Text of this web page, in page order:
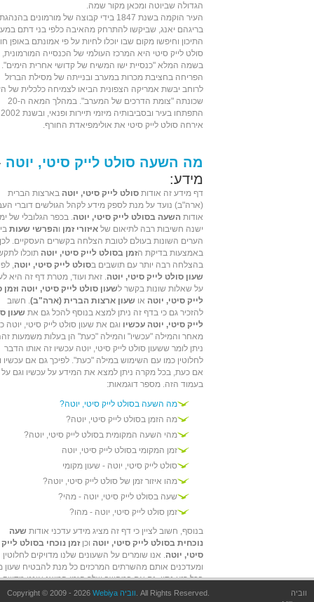
הגדולה שביוטה ומכאן מקור שמה.
העיר הוקמה בשנת 1847 בידי קבוצה של מורמונים
בריגהם יאנג, שביקשו להתרחק מהאיבה כלפי בני דתם
התיכון וחיפשו מקום שבו יוכלו לחיות על פי אמונתם באופן
סולט לייק סיטי היא המרכז העולמי של הכנסייה המורמונית,
בשמה המלא "כנסיית ישו המשיח של קדושי אחרית הימים".
הפריחה בחציבת מכרות במערב ובנייתה של מסילת הברזל
לרוחב יבשת אמריקה הצפונית הביאו לצמיחה כלכלית של
שכונתה "צומת הדרכים של המערב". במהלך המאה ה-20
התפתחו בעיר ובסביבותיה מיזמי תיירות ופנאי, ובשנת 2002
אירחה סולט לייק סיטי את אולימפיאדת החורף.
מה השעה סולט לייק סיטי, יוטה
מידע:
דף מידע זה אודות סולט לייק סיטי, יוטה בארצות הברית
(ארה"ב) נועד על מנת לספק מידע לקהל הגולשים דוברי
אודות השעה בסולט לייק סיטי, יוטה. בכפר הגלובלי של
ישנה חשיבות רבה לתיאום של איזורי זמן והפרשי שעות
הערים השונות בעולם לטובת הצלחה בקשרים העסקיים.
באמצעות בדיקת הזמן בסולט לייק סיטי, יוטה תוכלו
בהצלחה רבה יותר עם תושבים בסולט לייק סיטי, יוטה,
שעון סולט לייק סיטי, יוטה. זאת ועוד, מטרת דף זה היא
על שאלות שונות בקשר לשעון סולט לייק סיטי, יוטה וזמן
לייק סיטי, יוטה או שעון ארצות הברית (ארה"ב). חשוב
להזכיר גם כי בדף זה ניתן למצא בנוסף להכל גם את שעון
לייק סיטי, יוטה עכשיו וגם את שעון סולט לייק סיטי, יוטה
מאחר והמילה "עכשיו" והמילה "כעת" הן בעלות משמעות
ניתן לומר ששעון סולט לייק סיטי, יוטה עכשיו זה אותו הדבר
לחלוטין כמו עם השימוש במילה "כעת". לפיכך גם אם עכשיו
אם כעת, בכל מקרה ניתן למצא את המידע על עכשיו וגם
בעמוד הזה. מספר דוגמאות:
מה השעה בסולט לייק סיטי, יוטה?
מה הזמן בסולט לייק סיטי, יוטה?
מהי השעה המקומית בסולט לייק סיטי, יוטה?
זמן המקומי בסולט לייק סיטי, יוטה
סולט לייק סיטי, יוטה - שעון מקומי
מהו איזור זמן של סולט לייק סיטי, יוטה?
שעה בסולט לייק סיטי, יוטה - מהי?
זמן סולט לייק סיטי, יוטה - מהו?
בנוסף, חשוב לציין כי דף זה מציג מידע עדכני אודות שעה
נוכחית בסולט לייק סיטי, יוטה וכןזמן נוכחי בסולט לייק
סיטי, יוטה. אנו שומרים על השעונים שלנו מדויקים לחלוטין
ומעדכנים אותם מהשרתים המרכזים כל מנת להבטיח שעון
בכל רגע נתון, גם אם במחשב שלך הזמן המוצג איננו מדוייק
אצלנו הזמן יהיה מדויין. זאת אומרת, שבאתר הזה ניתן
ווביה
Copyright © 2009 - 2026 Webiya ווביה . All Rights Reserved.